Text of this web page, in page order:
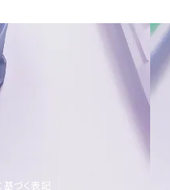
づく表記